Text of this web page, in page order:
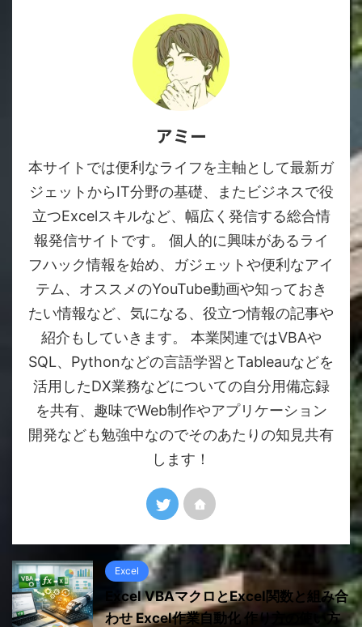
アミー
本サイトでは便利なライフを主軸として最新ガ
ジェットからIT分野の基礎、またビジネスで役
立つExcelスキルなど、幅広く発信する総合情
報発信サイトです。 個人的に興味があるライ
フハック情報を始め、ガジェットや便利なアイ
テム、オススメのYouTube動画や知っておき
たい情報など、気になる、役立つ情報の記事や
紹介もしていきます。 本業関連ではVBAや
SQL、Pythonなどの言語学習とTableauなどを
活用したDX業務などについての自分用備忘録
を共有、趣味でWeb制作やアプリケーション
開発なども勉強中なのでそのあたりの知見共有
します！
Excel
Excel VBAマクロとExcel関数と組み合
わせ Excel作業自動化 作り方の使い方